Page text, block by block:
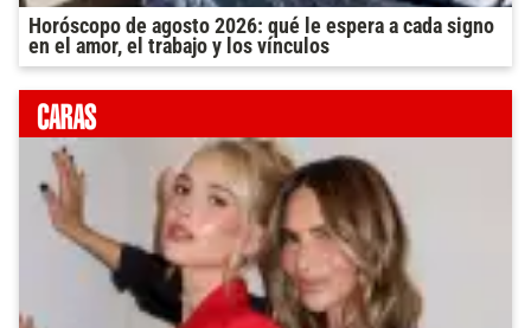
Horóscopo de agosto 2026: qué le espera a cada signo
en el amor, el trabajo y los vínculos